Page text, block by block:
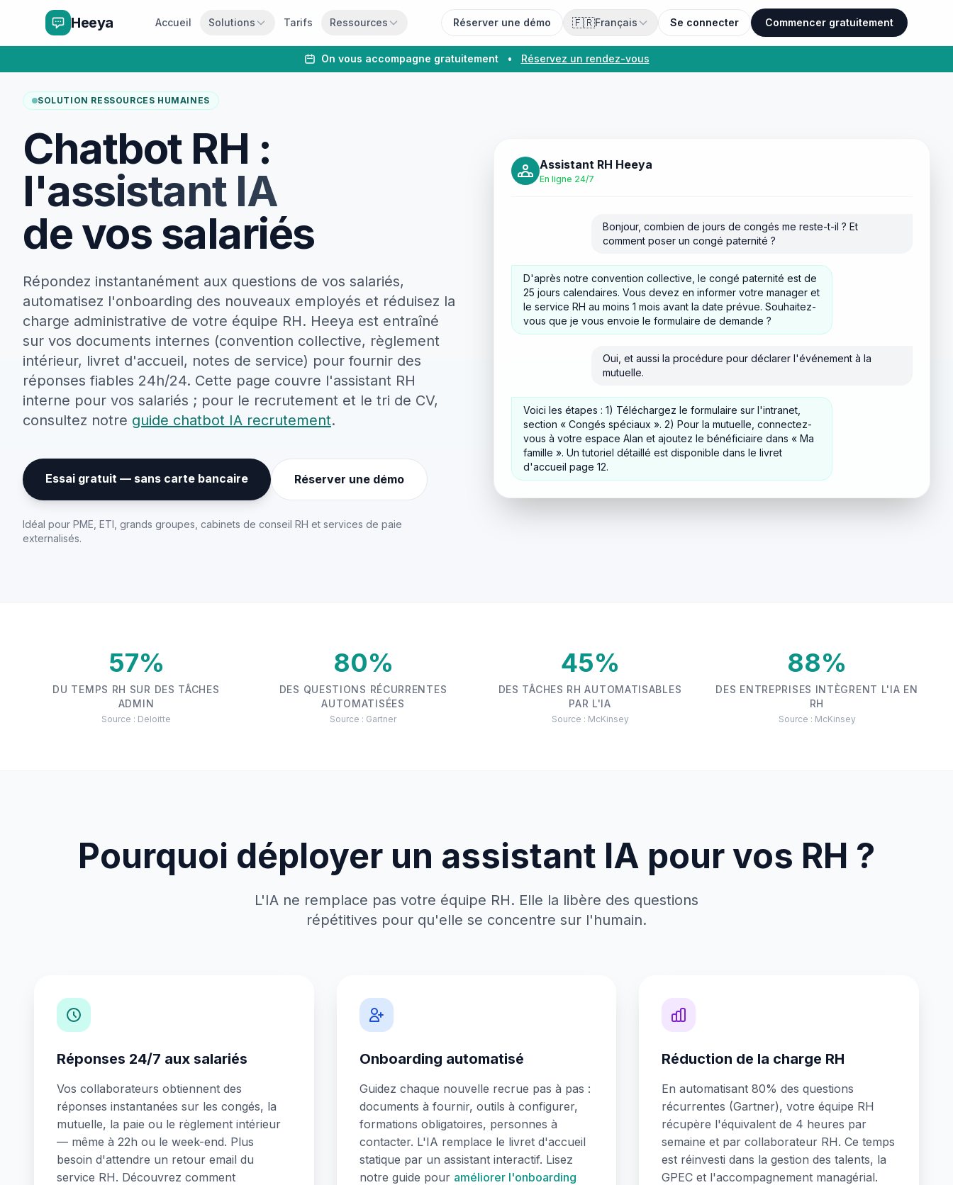
Heeya Accueil Solutions Tarifs Ressources Réserver une démo 🇫🇷Français Se connecter Commencer gratuitement
On vous accompagne gratuitement • Réservez un rendez-vous
SOLUTION RESSOURCES HUMAINES
Chatbot RH :
l'assistant IA
de vos salariés
Répondez instantanément aux questions de vos salariés,
automatisez l'onboarding des nouveaux employés et réduisez la
charge administrative de votre équipe RH. Heeya est entraîné
sur vos documents internes (convention collective, règlement
intérieur, livret d'accueil, notes de service) pour fournir des
réponses fiables 24h/24. Cette page couvre l'assistant RH
interne pour vos salariés ; pour le recrutement et le tri de CV,
consultez notre guide chatbot IA recrutement.
Essai gratuit — sans carte bancaire Réserver une démo
Idéal pour PME, ETI, grands groupes, cabinets de conseil RH et services de paie
externalisés.
Assistant RH Heeya
En ligne 24/7
Bonjour, combien de jours de congés me reste-t-il ? Et
comment poser un congé paternité ?
D'après notre convention collective, le congé paternité est de
25 jours calendaires. Vous devez en informer votre manager et
le service RH au moins 1 mois avant la date prévue. Souhaitez-
vous que je vous envoie le formulaire de demande ?
Oui, et aussi la procédure pour déclarer l'événement à la
mutuelle.
Voici les étapes : 1) Téléchargez le formulaire sur l'intranet,
section « Congés spéciaux ». 2) Pour la mutuelle, connectez-
vous à votre espace Alan et ajoutez le bénéficiaire dans « Ma
famille ». Un tutoriel détaillé est disponible dans le livret
d'accueil page 12.
57%
DU TEMPS RH SUR DES TÂCHES
ADMIN
Source : Deloitte
80%
DES QUESTIONS RÉCURRENTES
AUTOMATISÉES
Source : Gartner
45%
DES TÂCHES RH AUTOMATISABLES
PAR L'IA
Source : McKinsey
88%
DES ENTREPRISES INTÈGRENT L'IA EN
RH
Source : McKinsey
Pourquoi déployer un assistant IA pour vos RH ?
L'IA ne remplace pas votre équipe RH. Elle la libère des questions
répétitives pour qu'elle se concentre sur l'humain.
Réponses 24/7 aux salariés
Vos collaborateurs obtiennent des
réponses instantanées sur les congés, la
mutuelle, la paie ou le règlement intérieur
— même à 22h ou le week-end. Plus
besoin d'attendre un retour email du
service RH. Découvrez comment
Onboarding automatisé
Guidez chaque nouvelle recrue pas à pas :
documents à fournir, outils à configurer,
formations obligatoires, personnes à
contacter. L'IA remplace le livret d'accueil
statique par un assistant interactif. Lisez
notre guide pour améliorer l'onboarding
Réduction de la charge RH
En automatisant 80% des questions
récurrentes (Gartner), votre équipe RH
récupère l'équivalent de 4 heures par
semaine et par collaborateur RH. Ce temps
est réinvesti dans la gestion des talents, la
GPEC et l'accompagnement managérial.